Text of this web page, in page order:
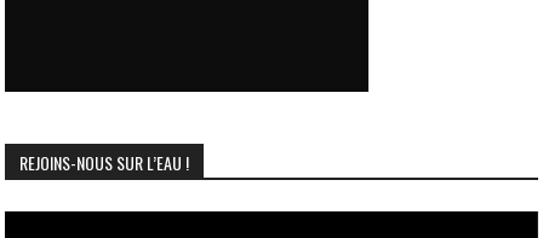
REJOINS-NOUS SUR L’EAU !